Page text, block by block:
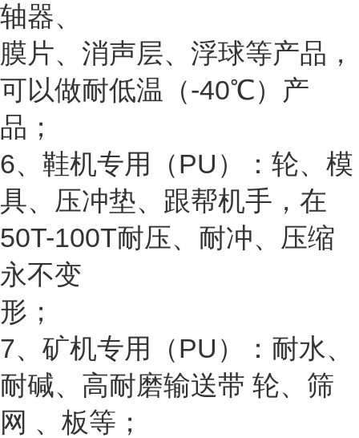
轴器、
膜片、消声层、浮球等产品，
可以做耐低温（-40℃）产
品；
6、鞋机专用（PU）：轮、模
具、压冲垫、跟帮机手，在
50T-100T耐压、耐冲、压缩
永不变
形；
7、矿机专用（PU）：耐水、
耐碱、高耐磨输送带 轮、筛
网 、板等；